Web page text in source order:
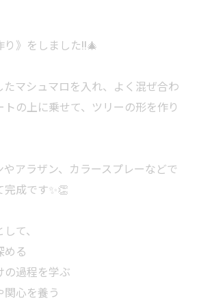
り》をしました!!🎄
たマシュマロを入れ、よく混ぜ合わ
の上に乗せて、ツリーの形を作り
アラザン、カラースプレーなどで
成です✨👏
て、
る
過程を学ぶ
心を養う